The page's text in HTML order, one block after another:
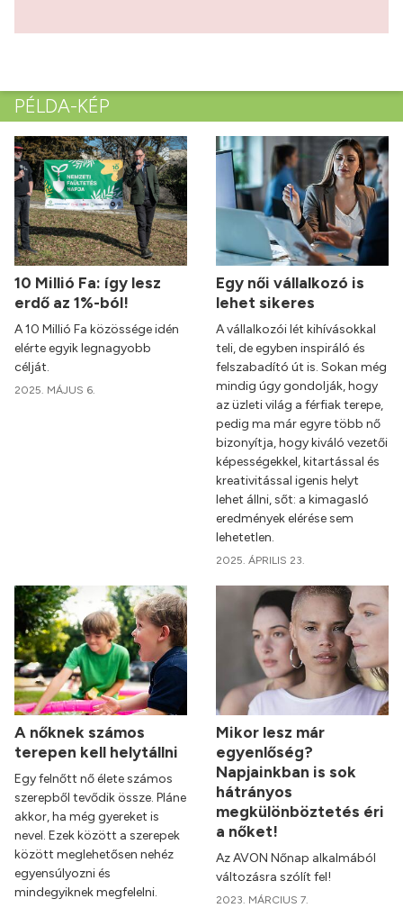
PÉLDA-KÉP
10 Millió Fa: így lesz
erdő az 1%-ból!
A 10 Millió Fa közössége idén
elérte egyik legnagyobb
célját.
2025. MÁJUS 6.
Egy női vállalkozó is
lehet sikeres
A vállalkozói lét kihívásokkal
teli, de egyben inspiráló és
felszabadító út is. Sokan még
mindig úgy gondolják, hogy
az üzleti világ a férfiak terepe,
pedig ma már egyre több nő
bizonyítja, hogy kiváló vezetői
képességekkel, kitartással és
kreativitással igenis helyt
lehet állni, sőt: a kimagasló
eredmények elérése sem
lehetetlen.
2025. ÁPRILIS 23.
A nőknek számos
terepen kell helytállni
Egy felnőtt nő élete számos
szerepből tevődik össze. Pláne
akkor, ha még gyereket is
nevel. Ezek között a szerepek
között meglehetősen nehéz
egyensúlyozni és
mindegyiknek megfelelni.
Mikor lesz már
egyenlőség?
Napjainkban is sok
hátrányos
megkülönböztetés éri
a nőket!
Az AVON Nőnap alkalmából
változásra szólít fel!
2023. MÁRCIUS 7.